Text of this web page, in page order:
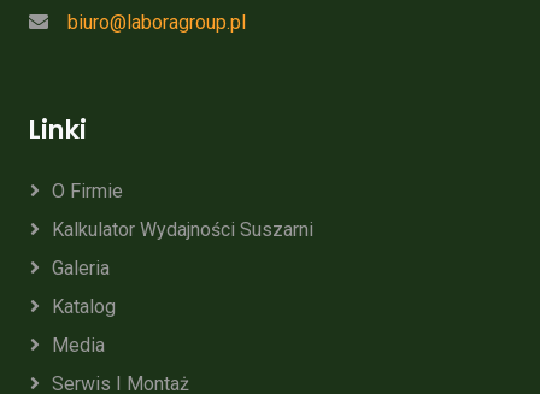
biuro@laboragroup.pl
Linki
O Firmie
Kalkulator Wydajności Suszarni
Galeria
Katalog
Media
Serwis I Montaż